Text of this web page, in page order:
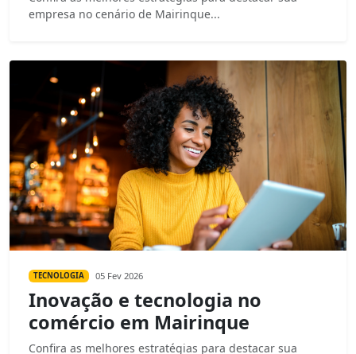
empresa no cenário de Mairinque...
TECNOLOGIA 05 Fev 2026
Inovação e tecnologia no
comércio em Mairinque
Confira as melhores estratégias para destacar sua